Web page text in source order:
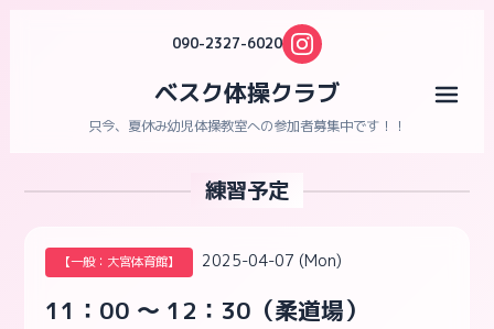
090-2327-6020
ベスク体操クラブ
只今、夏休み幼児体操教室への参加者募集中です！！
練習予定
【一般：大宮体育館】 2025-04-07 (Mon)
11：00 ～ 12：30（柔道場）